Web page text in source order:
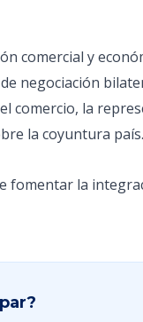
comercial y
negociación
comercio, la
la coyuntura país.
fomentar la